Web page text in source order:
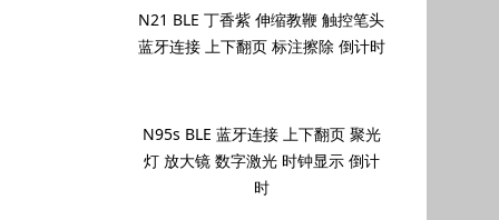
N21 BLE 丁香紫 伸缩教鞭 触控笔头
蓝牙连接 上下翻页 标注擦除 倒计时
N95s BLE 蓝牙连接 上下翻页 聚光
灯 放大镜 数字激光 时钟显示 倒计
时